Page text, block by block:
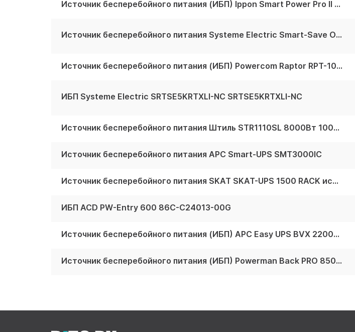
Источник бесперебойного питания (ИБП) Ippon Smart Power Pro II 2200 <1005590>
Источник бесперебойного питания Systeme Electric Smart-Save Online SRT, 5000VA/5000W, On-Line, Extended-run, Rack 2U+3U(Tower convertible), LCD, 6xC1
Источник бесперебойного питания (ИБП) Powercom Raptor RPT-1000A 1000VA
ИБП Systeme Electric SRTSE5KRTXLI-NC SRTSE5KRTXLI-NC
Источник бесперебойного питания Штиль STR1110SL 8000Вт 10000ВА черный STR1110SL
Источник бесперебойного питания APC Smart-UPS SMT3000IC
Источник бесперебойного питания SKAT SKAT-UPS 1500 RACK исп. E 8953
ИБП ACD PW-Entry 600 86C-C24013-00G
Источник бесперебойного питания (ИБП) APC Easy UPS BVX 2200VA BVX2200LI-GR
Источник бесперебойного питания (ИБП) Powerman Back PRO 850I Plus (IEC320)